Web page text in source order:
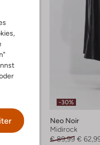
-30%
Neo Noir
Midirock
€ 89,99 €